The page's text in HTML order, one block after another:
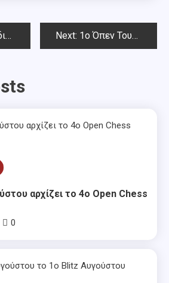
2018 Next: 1o Όπεν Τουρνουά στη μνήμη Γιάννη Σταματόπουλου – Αποτελέσματα
αρχίζει το 4ο Open Chess
0